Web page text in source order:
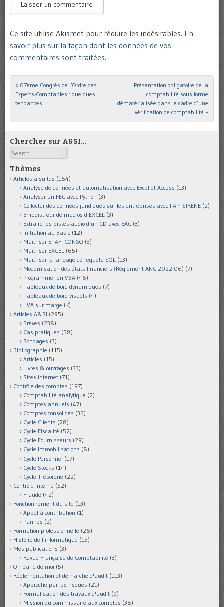
Ce site utilise Akismet pour réduire les indésirables. En
savoir plus sur la façon dont les données de vos
commentaires sont traitées.
Post navigation
« 67ème Congrès de l’Ordre des
Experts-Comptables : quelques
tendances
Présentation obligatoire de la
comptabilité sous forme
dématérialisée dans le cadre d’une
vérification de comptabilité »
Chercher sur A&SI…
Search
Thèmes
Articles à suites (164)
Analyse de données et automatisation avec Excel et Access (13)
Analyser un FEC avec Python (3)
Collecter des données juridiques sur les entreprises avec l'API SIRENE (2)
Enregistreur de macros d'EXCEL (3)
Extraire les pistes audio d'un CD avec EAC (3)
Initiation au Basic (12)
Maîtriser ETAFI CONSO (3)
Maîtriser EXCEL (65)
Maîtriser le langage de requête SQL (13)
Modernisation des états financiers (Règlement ANC 2022-06) (7)
Programmer en VBA (46)
Tableaux de bord dynamiques (7)
Tableaux de bord visuels (4)
TVA sur marge (7)
Articles A&SI (295)
Brèves (238)
Cas pratiques (58)
Sondages (3)
Bibliographie (115)
Articles (15)
Livres & ouvrages (33)
Sites internet (71)
Contrôle des comptes (197)
Comptabilité analytique (2)
Comptes annuels (47)
Comptes consolidés (35)
Cycle Clients (28)
Cycle Fiscalité (52)
Cycle Fournisseurs (29)
Cycle Immobilisations (8)
Cycle Personnel (17)
Cycle Stocks (14)
Cycle Trésorerie (22)
Contrôle interne (52)
Fraude (42)
Fonctionnement du site (13)
Appel à contribution (1)
Pannes (2)
Formation professionnelle (26)
Histoire de l'informatique (15)
Mes publications (3)
Revue Française de Comptabilité (3)
On parle de moi (5)
Réglementation et démarche d'audit (113)
Approche par les risques (21)
Formalisation des travaux d'audit (9)
Mission du commissaire aux comptes (38)